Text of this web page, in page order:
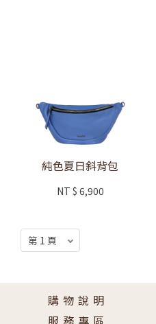
純色夏日斜背包
NT $ 6,900
購物說明
服務專區